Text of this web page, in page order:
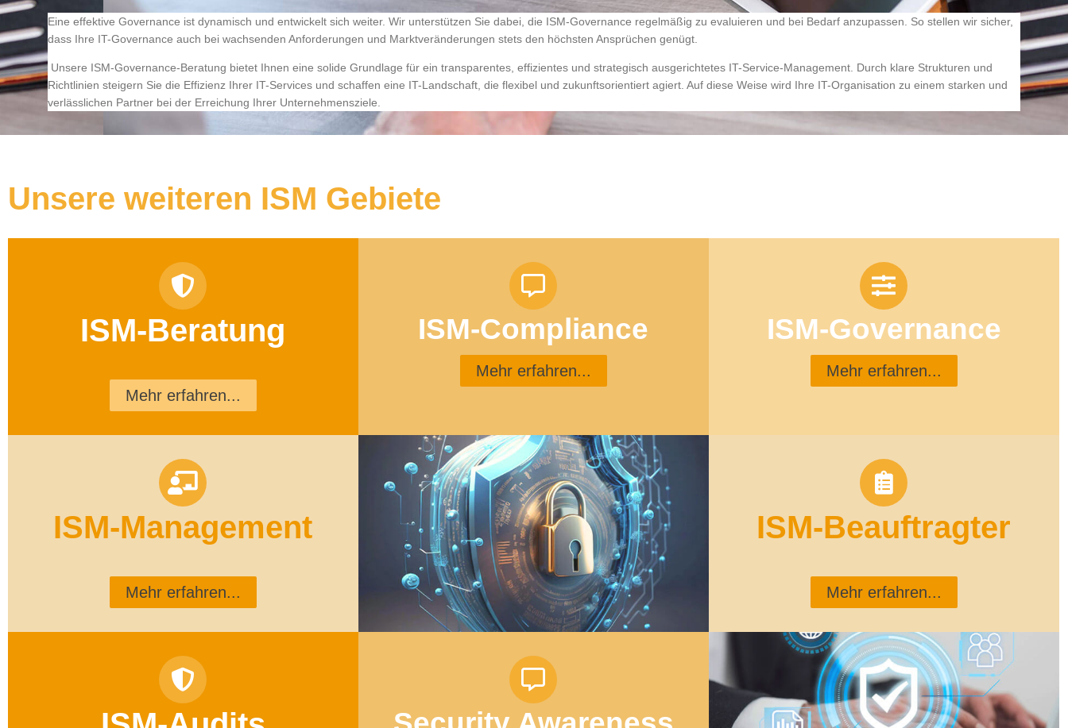
Eine effektive Governance ist dynamisch und entwickelt sich weiter. Wir unterstützen Sie dabei, die ISM-Governance regelmäßig zu evaluieren und bei Bedarf anzupassen. So stellen wir sicher,
dass Ihre IT-Governance auch bei wachsenden Anforderungen und Marktveränderungen stets den höchsten Ansprüchen genügt.
Unsere ISM-Governance-Beratung bietet Ihnen eine solide Grundlage für ein transparentes, effizientes und strategisch ausgerichtetes IT-Service-Management. Durch klare Strukturen und
Richtlinien steigern Sie die Effizienz Ihrer IT-Services und schaffen eine IT-Landschaft, die flexibel und zukunftsorientiert agiert. Auf diese Weise wird Ihre IT-Organisation zu einem starken und
verlässlichen Partner bei der Erreichung Ihrer Unternehmensziele.
Unsere weiteren ISM Gebiete
ISM-Beratung
Mehr erfahren...
ISM-Compliance
Mehr erfahren...
ISM-Governance
Mehr erfahren...
ISM-Management
Mehr erfahren...
ISM-Beauftragter
Mehr erfahren...